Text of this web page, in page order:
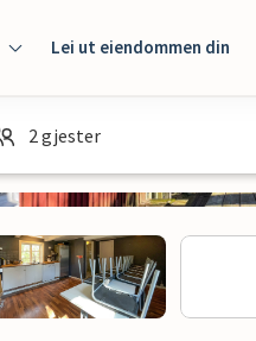
Lei ut eiendommen din
2 gjester